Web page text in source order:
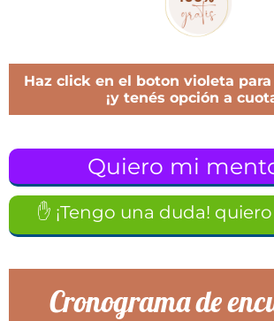
Haz click en el boton violeta
¡y tenés opción a
Quiero mi
✋ ¡Tengo una duda!
Cronograma de